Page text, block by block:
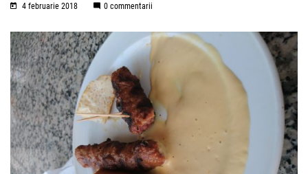
4 februarie 2018 0 commentarii